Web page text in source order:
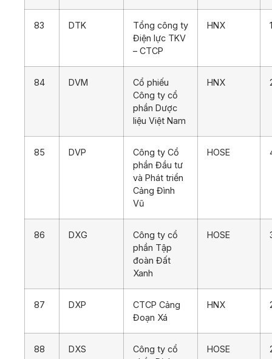
83 DTK
Tổng công ty
Điện lực TKV
– CTCP
HNX
84 DVM
Cổ phiếu
Công ty cổ
phần Dược
liệu Việt Nam
HNX
85 DVP
Công ty Cổ
phần Đầu tư
và Phát triển
Cảng Đình
Vũ
HOSE
86 DXG
Công ty cổ
phần Tập
đoàn Đất
Xanh
HOSE
87 DXP
CTCP Cảng
Đoạn Xá
HNX
88 DXS
Công ty cổ
HOSE